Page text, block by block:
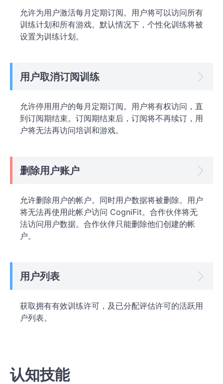
允许为用户激活每月定期订阅。用户将可以访问所有
训练计划和所有游戏。默认情况下，个性化训练将被
设置为训练计划。
用户取消订阅训练
允许停用用户的每月定期订阅。用户将有权访问，直
到订阅期结束。订阅期结束后，订阅将不再续订，用
户将无法再访问培训和游戏。
删除用户账户
允许删除用户的帐户。同时用户数据将被删除。用户
将无法再使用此帐户访问 CogniFit。合作伙伴将无
法访问用户数据。合作伙伴只能删除他们创建的帐
户。
用户列表
获取拥有有效训练许可，及已分配评估许可的活跃用
户列表。
认知技能